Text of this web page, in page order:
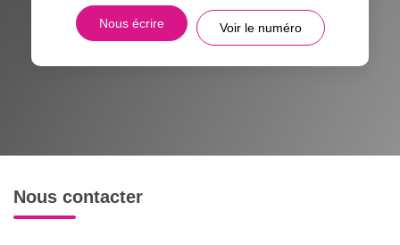
Nous écrire Voir le numéro
Nous contacter